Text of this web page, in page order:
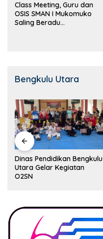
Class Meeting, Guru dan
OSIS SMAN I Mukomuko
Saling Beradu
Bengkulu Utara
Dinas Pendidikan Bengkulu
Utara Gelar Kegiatan
O2SN